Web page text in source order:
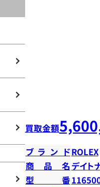
買取金額
ブランドROLEX
商品名 デイト
型番